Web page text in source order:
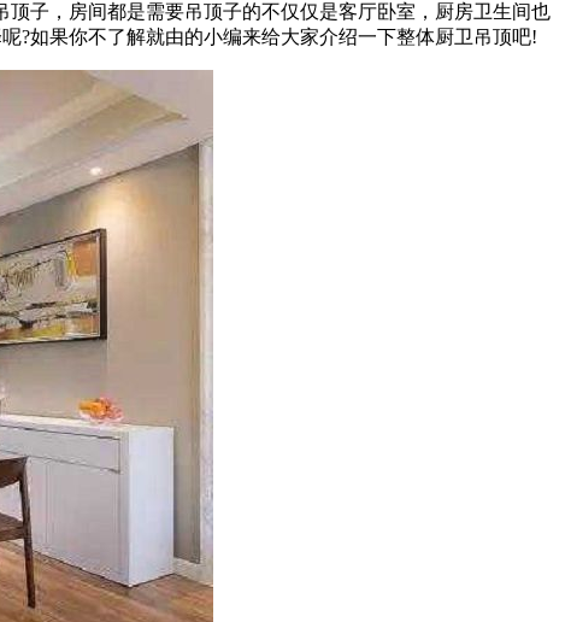
子，房间都是需要吊顶子的不仅仅是客厅卧室，厨房卫生间也
?如果你不了解就由的小编来给大家介绍一下整体厨卫吊顶吧!